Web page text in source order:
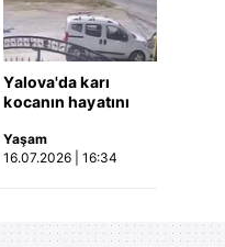
Yalova'da karı
kocanın hayatını
motosiklet kazası
saniye saniye
Yaşam
16.07.2026 | 16:34